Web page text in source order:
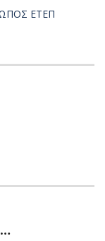
ΕΤΕΠ